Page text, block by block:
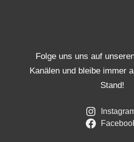
Folge uns uns auf
Kanälen und bleibe immer
Stand!